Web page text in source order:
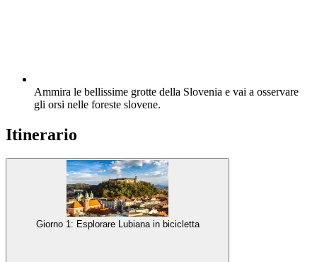
Ammira le bellissime grotte della Slovenia e vai a osservare
gli orsi nelle foreste slovene.
Itinerario
Giorno 1: Esplorare Lubiana in bicicletta